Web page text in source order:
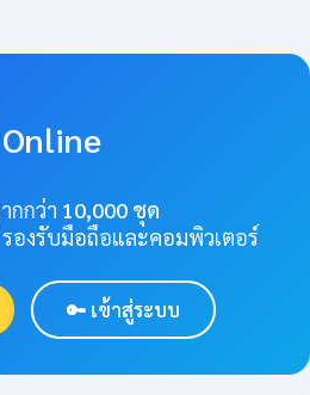
กกว่า 10,000 ชุด
องรับมือถือและคอมพิวเตอร์
🔑 เข้าสู่ระบบ